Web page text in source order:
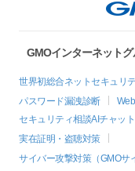
GMOインターネット
世界初総合ネットセキュリ
パスワード漏洩診断
セキュリティ相談AIチャッ
実在証明・盗聴対策
サイバー攻撃対策（GMOサ